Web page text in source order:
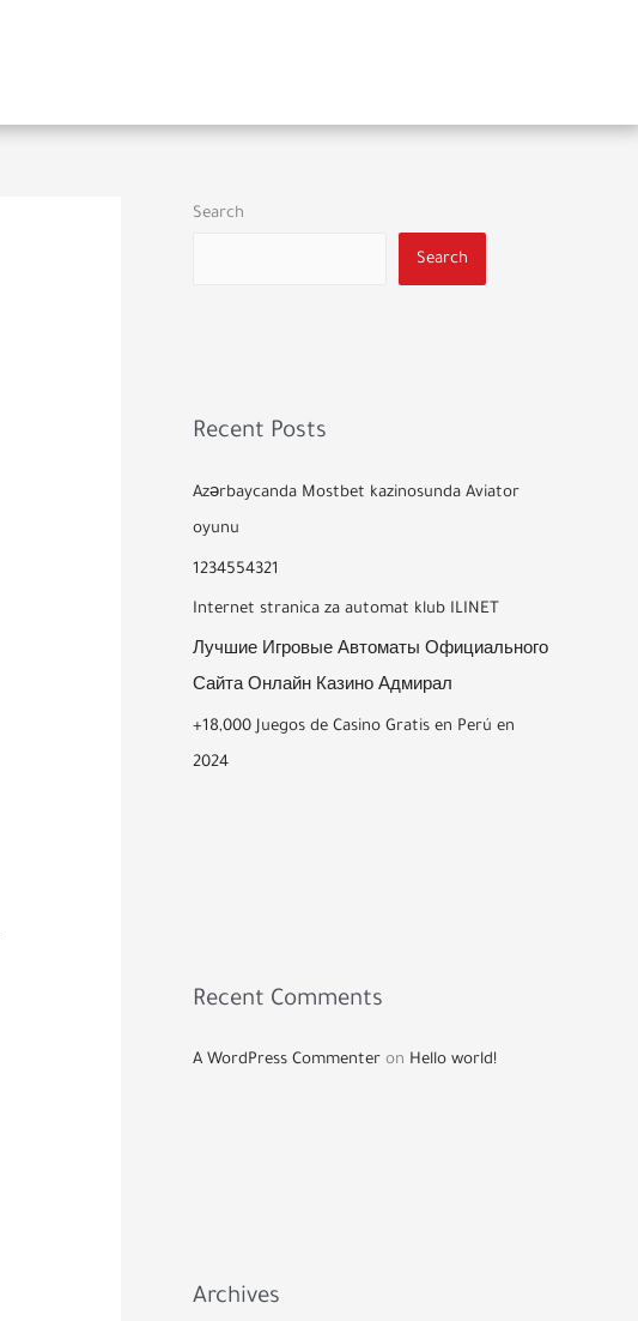
Search
Search
Recent Posts
Azərbaycanda Mostbet kazinosunda Aviator
oyunu
1234554321
Internet stranica za automat klub ILINET
Лучшие Игровые Автоматы Официального
Сайта Онлайн Казино Адмирал
+18,000 Juegos de Casino Gratis en Perú en
2024
Recent Comments
A WordPress Commenter on Hello world!
Archives